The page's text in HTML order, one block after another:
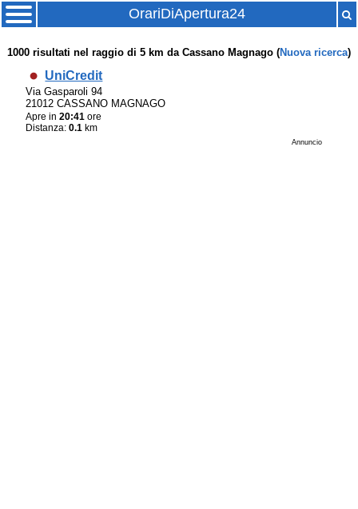
OrariDiApertura24
1000 risultati nel raggio di 5 km da Cassano Magnago (Nuova ricerca)
UniCredit
Via Gasparoli 94
21012 CASSANO MAGNAGO
Apre in20:41 ore
Distanza:0.1 km
Annuncio